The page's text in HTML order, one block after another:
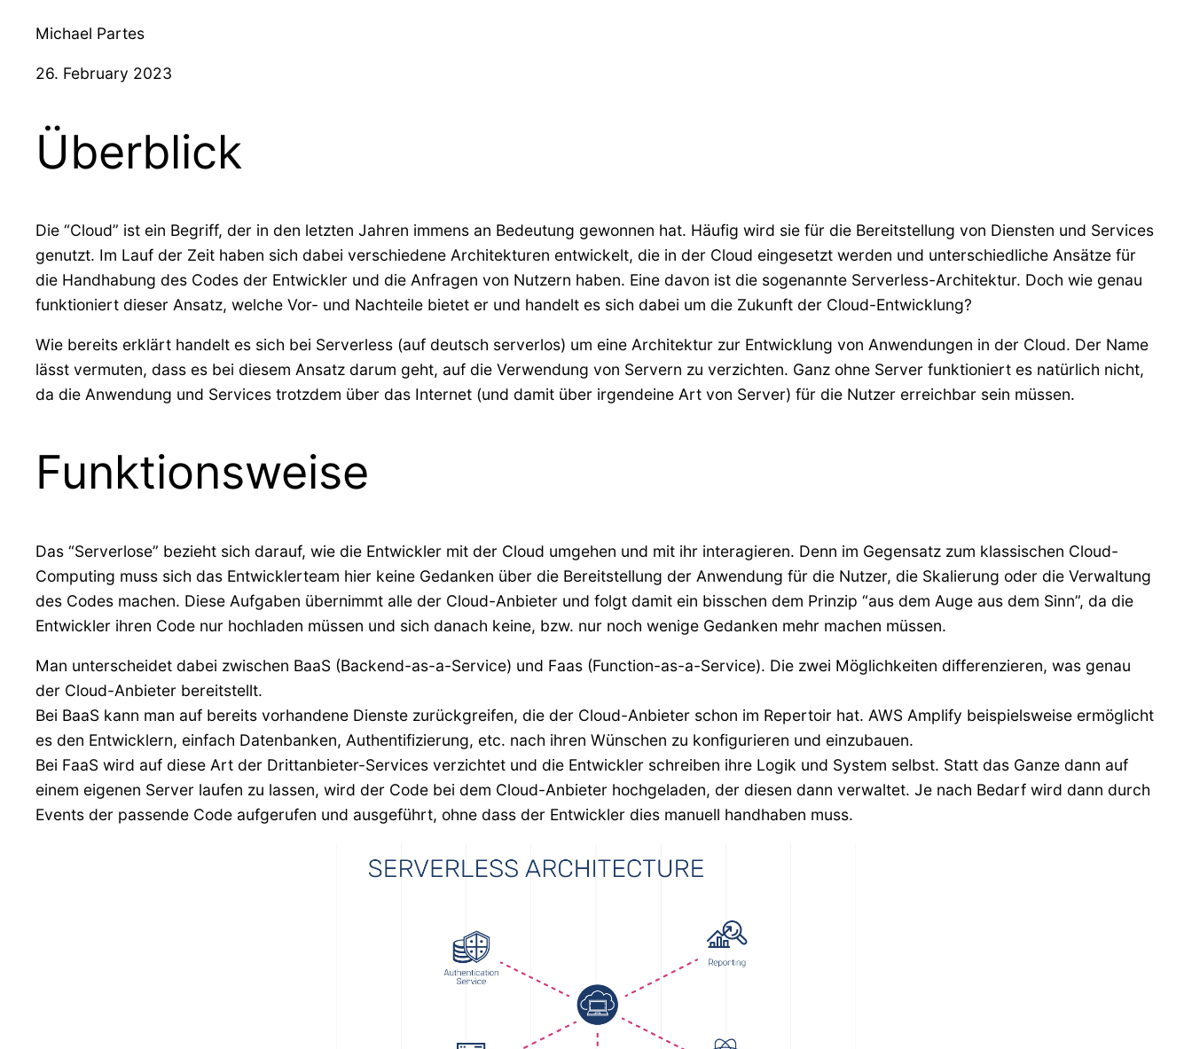
Michael Partes
26. February 2023
Überblick
Die “Cloud” ist ein Begriff, der in den letzten Jahren immens an Bedeutung gewonnen hat. Häufig wird sie für die Bereitstellung von Diensten und Services
genutzt. Im Lauf der Zeit haben sich dabei verschiedene Architekturen entwickelt, die in der Cloud eingesetzt werden und unterschiedliche Ansätze für
die Handhabung des Codes der Entwickler und die Anfragen von Nutzern haben. Eine davon ist die sogenannte Serverless-Architektur. Doch wie genau
funktioniert dieser Ansatz, welche Vor- und Nachteile bietet er und handelt es sich dabei um die Zukunft der Cloud-Entwicklung?
Wie bereits erklärt handelt es sich bei Serverless (auf deutsch serverlos) um eine Architektur zur Entwicklung von Anwendungen in der Cloud. Der Name
lässt vermuten, dass es bei diesem Ansatz darum geht, auf die Verwendung von Servern zu verzichten. Ganz ohne Server funktioniert es natürlich nicht,
da die Anwendung und Services trotzdem über das Internet (und damit über irgendeine Art von Server) für die Nutzer erreichbar sein müssen.
Funktionsweise
Das “Serverlose” bezieht sich darauf, wie die Entwickler mit der Cloud umgehen und mit ihr interagieren. Denn im Gegensatz zum klassischen Cloud-
Computing muss sich das Entwicklerteam hier keine Gedanken über die Bereitstellung der Anwendung für die Nutzer, die Skalierung oder die Verwaltung
des Codes machen. Diese Aufgaben übernimmt alle der Cloud-Anbieter und folgt damit ein bisschen dem Prinzip “aus dem Auge aus dem Sinn”, da die
Entwickler ihren Code nur hochladen müssen und sich danach keine, bzw. nur noch wenige Gedanken mehr machen müssen.
Man unterscheidet dabei zwischen BaaS (Backend-as-a-Service) und Faas (Function-as-a-Service). Die zwei Möglichkeiten differenzieren, was genau
der Cloud-Anbieter bereitstellt.
Bei BaaS kann man auf bereits vorhandene Dienste zurückgreifen, die der Cloud-Anbieter schon im Repertoir hat. AWS Amplify beispielsweise ermöglicht
es den Entwicklern, einfach Datenbanken, Authentifizierung, etc. nach ihren Wünschen zu konfigurieren und einzubauen.
Bei FaaS wird auf diese Art der Drittanbieter-Services verzichtet und die Entwickler schreiben ihre Logik und System selbst. Statt das Ganze dann auf
einem eigenen Server laufen zu lassen, wird der Code bei dem Cloud-Anbieter hochgeladen, der diesen dann verwaltet. Je nach Bedarf wird dann durch
Events der passende Code aufgerufen und ausgeführt, ohne dass der Entwickler dies manuell handhaben muss.